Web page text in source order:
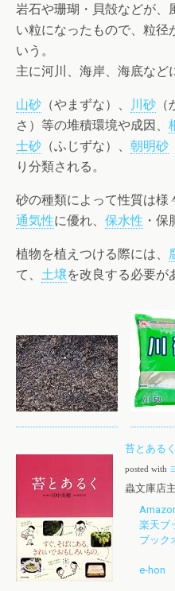
岩石や珊瑚・貝殻などが、
い粒になったもので、粒
いう。
主に河川、海岸、海底など
山砂 （やまずな）、 川砂
さ）等の堆積環境や成因、
士砂 （ふじずな）、 朝明砂
り分類される。
砂の種類によって性質は様
通気性に優れ、 保水性 ・保
植物を植えつける際には、
て、 土壌を改良する必要が
苔とあるく
posted with
蟲文庫店
楽天ブ
ブック
e-hon